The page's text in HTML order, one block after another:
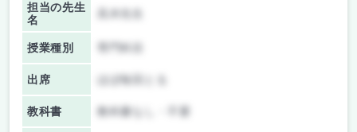
担当の先生
名
授業種別
出席 ほぼ毎回とる
教科書 教科書なし・不要